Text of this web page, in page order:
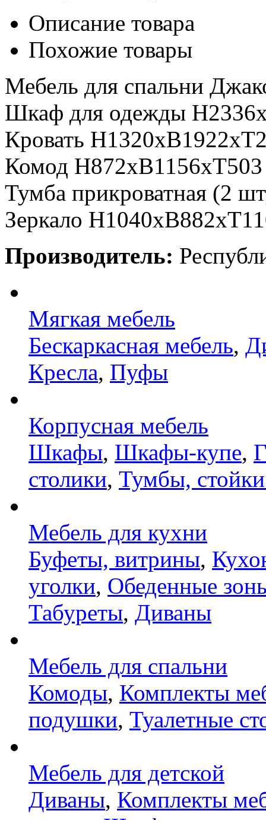
Описание товара
Похожие товары
Мебель для спальни
Шкаф для одежды
Кровать
Комод Н872хВ1156хТ503
Тумба прикроватная (2
Зеркало
Производитель:
Мягкая мебель
Бескаркасная мебель,
Кресла, Пуфы
Корпусная мебель
Шкафы, Шкафы-купе,
столики, Тумбы,
Мебель для кухни
Буфеты, витрины,
уголки, Обеденные
Табуреты, Диваны
Мебель для спальни
Комоды, Комплекты
подушки, Туалетные
Мебель для детской
Диваны, Комплекты